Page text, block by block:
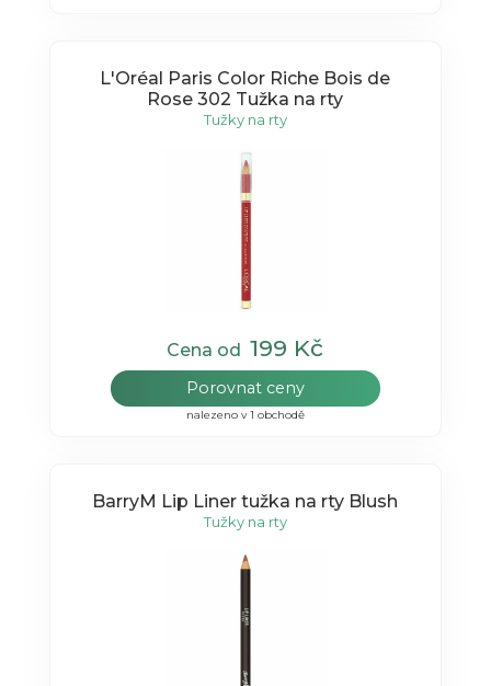
L'Oréal Paris Color Riche Bois de
Rose 302 Tužka na rty
Tužky na rty
Cena od199 Kč
Porovnat ceny
nalezeno v 1 obchodě
BarryM Lip Liner tužka na rty Blush
Tužky na rty